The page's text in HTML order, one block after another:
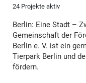
24 Projekte aktiv
Berlin: Eine Stadt –
Gemeinschaft der
Berlin e. V. ist ein
Tierpark Berlin und
fördern.